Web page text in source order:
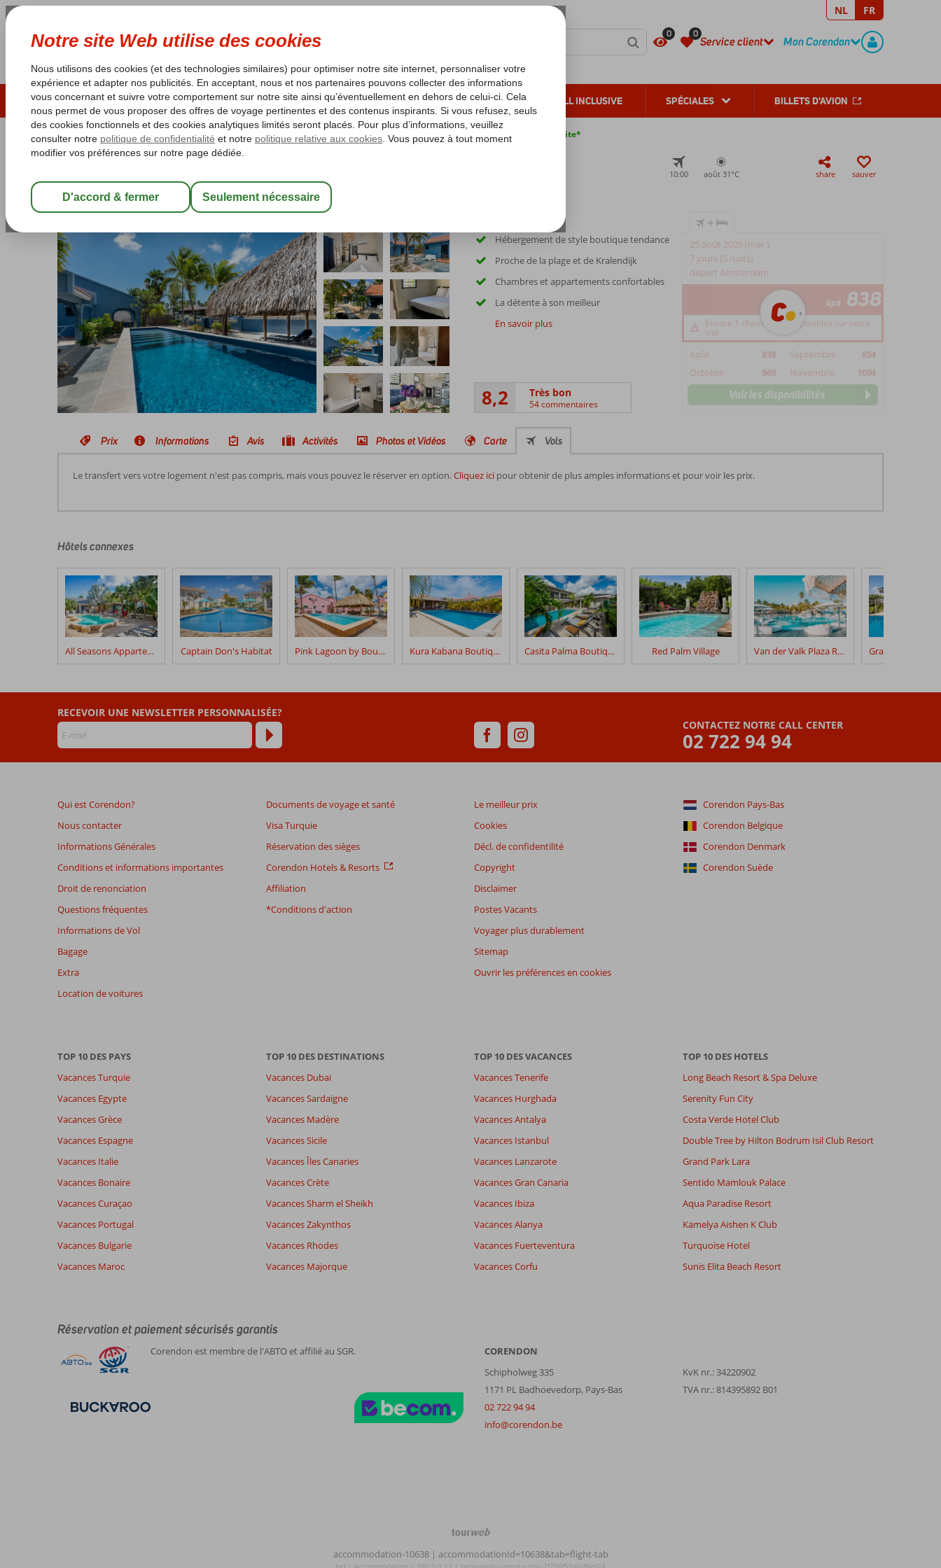
0 0
Service client
CONTACT
Mon Corendon
REGISTERNL FR
ÉTÉ 2026 LAST MINUTES SOLEIL D'HIVER VACANCES AU SOLEIL ALL INCLUSIVE SPÉCIALES BILLETS D'AVION
Les garanties de vacances Garantie du prix le plus bas* Pas de surcharge carburant Annulation gratuite*
Blue Bonaire Boutique Resort
10:00 août 31°C share sauver
Hébergement de style boutique tendance
Proche de la plage et de Kralendijk
Chambres et appartements confortables
La détente à son meilleur
En savoir plus
8,2 Très bon
54 commentaires
+
25 août 2026 (mar.)
7 jours (5 nuits)
départ Amsterdam
àpd 838
Encore 1 chambre(s) disponibles sur notre
site
Août 838 Septembre
854
Octobre
969 Novembre 1094
Voir les disponibilités
Prix Informations Avis Activités Photos et Vidéos Carte Vols
Le transfert vers votre logement n'est pas compris, mais vous pouvez le réserver en option.Cliquez ici pour obtenir de plus amples informations et pour voir les prix.
écrits
nos
clients
après
leur
séjour
Blue
avis
datant
de
mois
ne
sont
plus
affichés
afin
de
garantir
présentés.
sur
avis.
Note totale
Basé sur:
548,2
Très bon
Manger
Enfants
7,7
Qualité-wifi
Expériences
de nos
clients
Filtrer par participants
Tous
Trier par
datum (nieuw > oud)
pas
commentaires
en
une
Hôtels connexes
All Seasons Appartements Captain Don's Habitat Pink Lagoon by Boutique Bonaire Unique Resorts Kura Kabana Boutique Resort Casita Palma Boutique Resort Red Palm Village Van der Valk Plaza Royal Residence Bonaire
CONTACTEZ NOTRE CALL CENTER
02 722 94 94
RECEVOIR UNE NEWSLETTER PERSONNALISÉE?
Qui est Corendon?
Nous contacter
Informations Générales
Conditions et informations importantes
Droit de renonciation
Questions fréquentes
Informations de Vol
Bagage
Extra
Location de voitures
Documents de voyage et santé
Visa Turquie
Réservation des sièges
Corendon Hotels & Resorts
Affiliation
*Conditions d'action
Le meilleur prix
Cookies
Décl. de confidentilité
Copyright
Disclaimer
Postes Vacants
Voyager plus durablement
Sitemap
Ouvrir les préférences en cookies
Corendon Pays-Bas
Corendon Belgique
Corendon Denmark
Corendon Suède
TOP 10 DES PAYS
Vacances Turquie
Vacances Egypte
Vacances Grèce
Vacances Espagne
Vacances Italie
Vacances Bonaire
Vacances Curaçao
Vacances Portugal
Vacances Bulgarie
Vacances Maroc
TOP 10 DES DESTINATIONS
Vacances Dubaï
Vacances Sardaigne
Vacances Madère
Vacances Sicile
Vacances Îles Canaries
Vacances Crète
Vacances Sharm el Sheikh
Vacances Zakynthos
Vacances Rhodes
Vacances Majorque
TOP 10 DES VACANCES
Vacances Tenerife
Vacances Hurghada
Vacances Antalya
Vacances Istanbul
Vacances Lanzarote
Vacances Gran Canaria
Vacances Ibiza
Vacances Alanya
Vacances Fuerteventura
Vacances Corfu
TOP 10 DES HOTELS
Long Beach Resort & Spa Deluxe
Serenity Fun City
Costa Verde Hotel Club
Double Tree by Hilton Bodrum Isil Club Resort
Grand Park Lara
Sentido Mamlouk Palace
Aqua Paradise Resort
Kamelya Aishen K Club
Turquoise Hotel
Sunis Elita Beach Resort
Réservation et paiement sécurisés garantis
Corendon est membre de l'ABTO et affilié au SGR.
CORENDON
Schipholweg 335
1171 PL Badhoevedorp, Pays-Bas
02 722 94 94
info@corendon.be
KvK nr.: 34220902
TVA nr.: 814395892 B01
TourWeb
NetMatch
accommodation-10638 | accommodationId=10638&tab=flight-tab
bef | Accommodation | 380.0.0.13 | netm-web-ui-production-7f756f55dd-8km24